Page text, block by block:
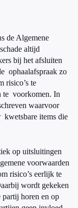
de Algemene
altijd
bij het afsluiten
ophaalafspraak zo
risico’s te
te voorkomen. In
waarvoor
items die
op uitsluitingen
voorwaarden
risico’s eerlijk te
wordt gekeken
horen en op